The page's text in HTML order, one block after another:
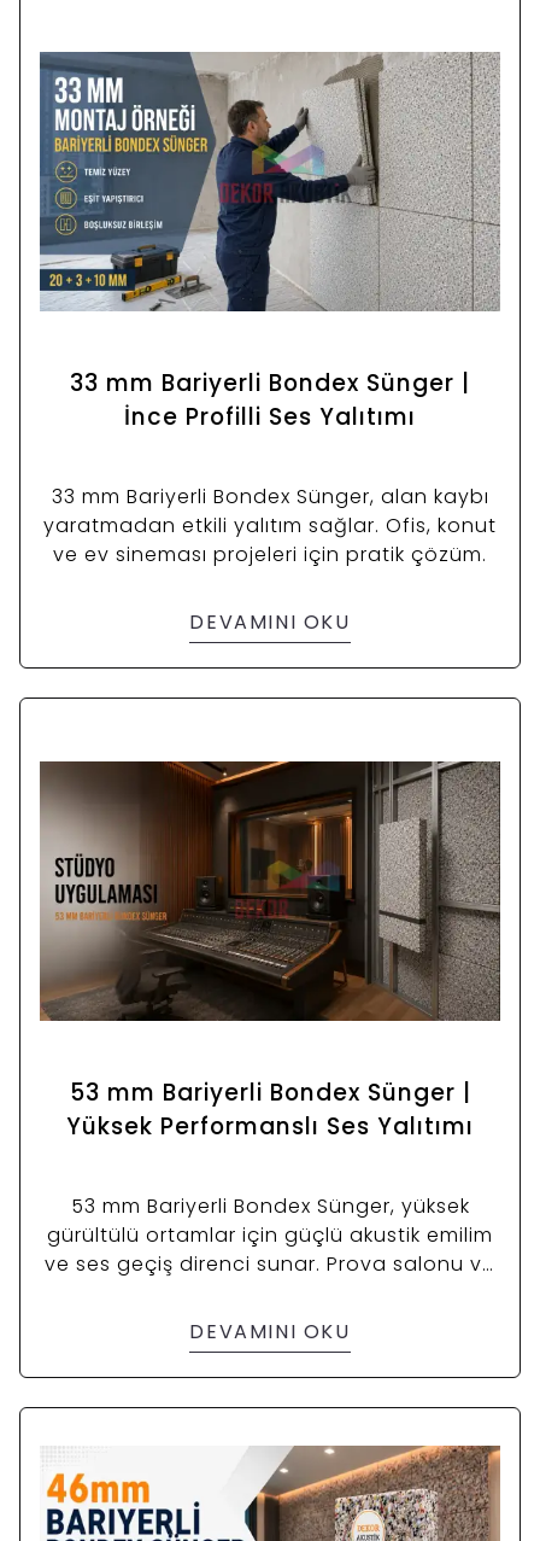
33 mm Bariyerli Bondex Sünger |
İnce Profilli Ses Yalıtımı
33 mm Bariyerli Bondex Sünger, alan kaybı
yaratmadan etkili yalıtım sağlar. Ofis, konut
ve ev sineması projeleri için pratik çözüm.
DEVAMINI OKU
53 mm Bariyerli Bondex Sünger |
Yüksek Performanslı Ses Yalıtımı
53 mm Bariyerli Bondex Sünger, yüksek
gürültülü ortamlar için güçlü akustik emilim
ve ses geçiş direnci sunar. Prova salonu ve
DEVAMINI OKU